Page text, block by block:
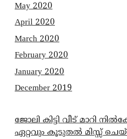
May 2020
April 2020
March 2020
February 2020
January 2020
December 2019
ജോലി കിട്ടി വീട് മാറി
ഏറ്റവും കൂടുതൽ മിസ്സ്